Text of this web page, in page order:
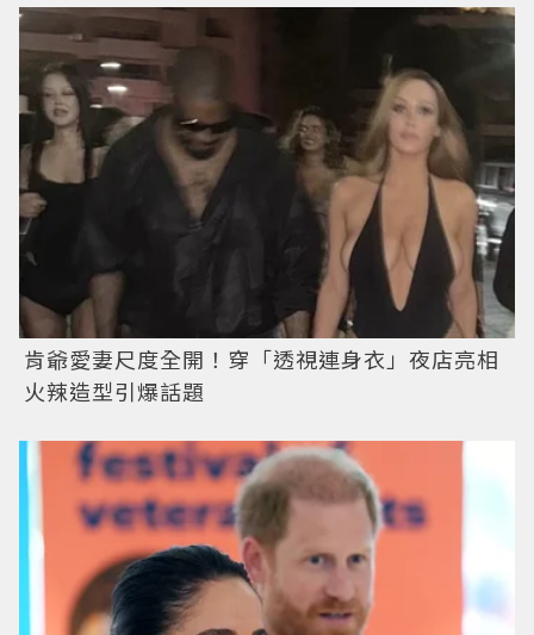
肯爺愛妻尺度全開！穿「透視連身衣」夜店亮相
火辣造型引爆話題